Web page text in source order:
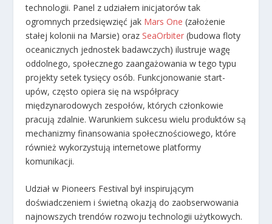
technologii. Panel z udziałem inicjatorów tak
ogromnych przedsięwzięć jak Mars One (założenie
stałej kolonii na Marsie) orazSeaOrbiter (budowa floty
oceanicznych jednostek badawczych) ilustruje wagę
oddolnego, społecznego zaangażowania w tego typu
projekty setek tysięcy osób. Funkcjonowanie start-
upów, często opiera się na współpracy
międzynarodowych zespołów, których członkowie
pracują zdalnie. Warunkiem sukcesu wielu produktów są
mechanizmy finansowania społecznościowego, które
również wykorzystują internetowe platformy
komunikacji.
Udział w Pioneers Festival był inspirującym
doświadczeniem i świetną okazją do zaobserwowania
najnowszych trendów rozwoju technologii użytkowych.